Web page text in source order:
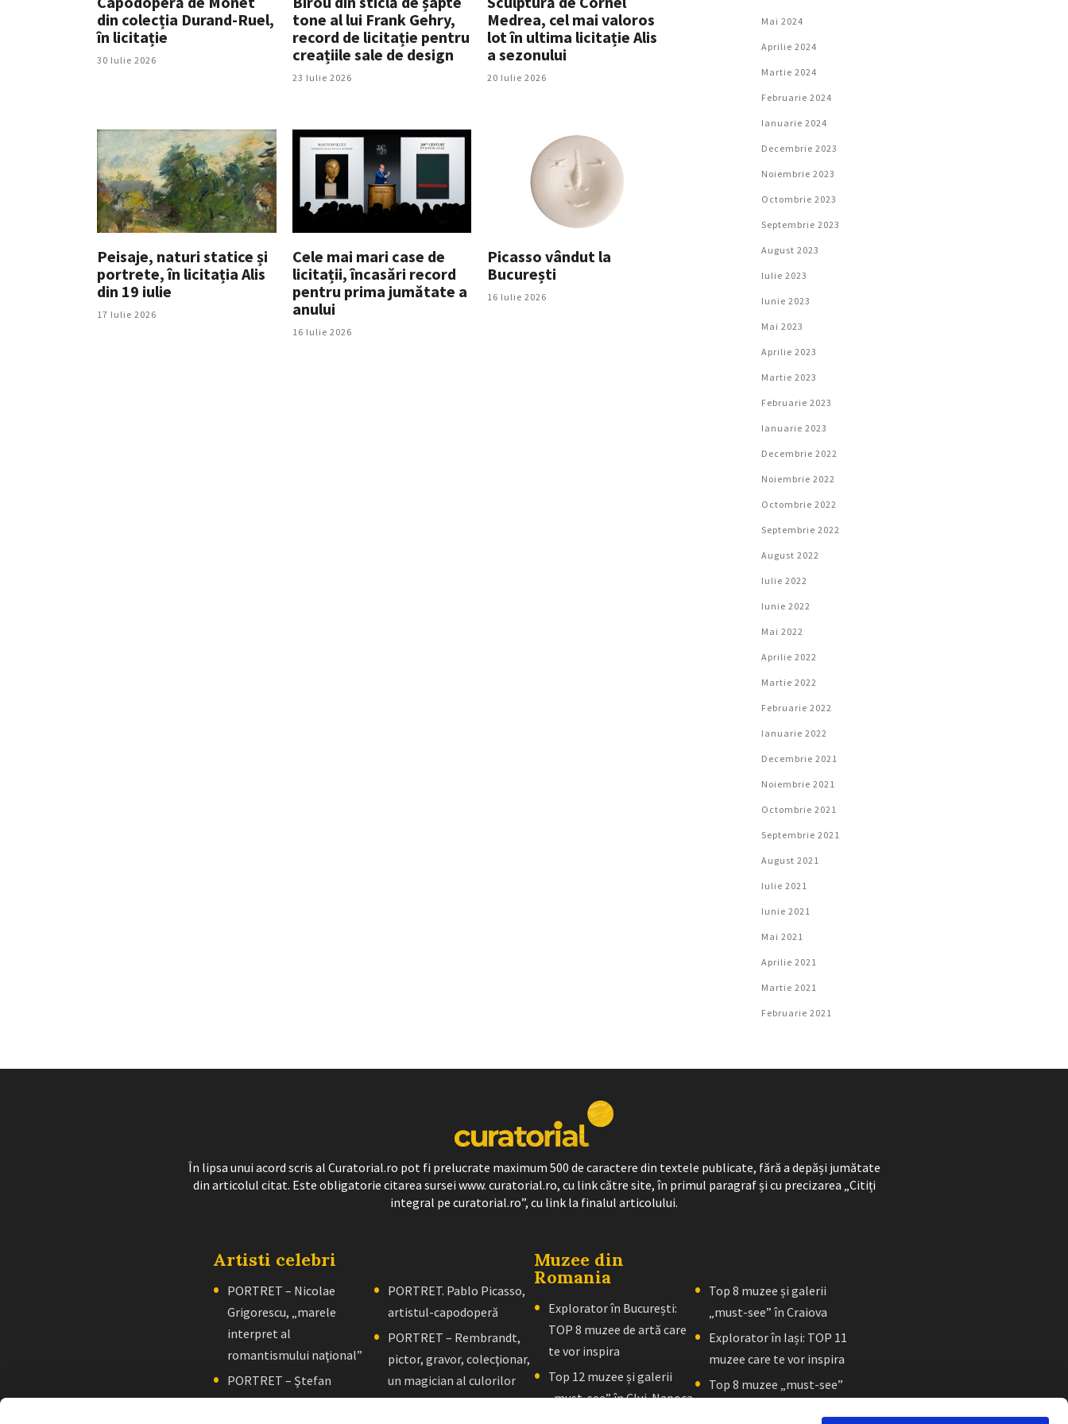
din colecția Durand-Ruel,
în licitație
30 Iulie 2026
tone al lui Frank Gehry,
record de licitație pentru
creațiile sale de design
23 Iulie 2026
Medrea, cel mai valoros
lot în ultima licitație Alis
a sezonului
20 Iulie 2026
Peisaje, naturi statice și
portrete, în licitația Alis
din 19 iulie
17 Iulie 2026
Cele mai mari case de
licitații, încasări record
pentru prima jumătate a
anului
16 Iulie 2026
Picasso vândut la
București
16 Iulie 2026
Mai 2024
Aprilie 2024
Martie 2024
Februarie 2024
Ianuarie 2024
Decembrie 2023
Noiembrie 2023
Octombrie 2023
Septembrie 2023
August 2023
Iulie 2023
Iunie 2023
Mai 2023
Aprilie 2023
Martie 2023
Februarie 2023
Ianuarie 2023
Decembrie 2022
Noiembrie 2022
Octombrie 2022
Septembrie 2022
August 2022
Iulie 2022
Iunie 2022
Mai 2022
Aprilie 2022
Martie 2022
Februarie 2022
Ianuarie 2022
Decembrie 2021
Noiembrie 2021
Octombrie 2021
Septembrie 2021
August 2021
Iulie 2021
Iunie 2021
Mai 2021
Aprilie 2021
Martie 2021
Februarie 2021
În lipsa unui acord scris al Curatorial.ro pot fi prelucrate maximum 500 de caractere din textele publicate, fără a depăși jumătate
din articolul citat. Este obligatorie citarea sursei www. curatorial.ro, cu link către site, în primul paragraf și cu precizarea „Citiți
integral pe curatorial.ro”, cu link la finalul articolului.
Artisti celebri
PORTRET – Nicolae
Grigorescu, „marele
interpret al
romantismului naţional”
PORTRET – Ştefan
Luchian, „un zugrav”
PORTRET. Pablo Picasso,
artistul-capodoperă
PORTRET – Rembrandt,
pictor, gravor, colecţionar,
un magician al culorilor
Muzee din
Romania
Explorator în București:
TOP 8 muzee de artă care
te vor inspira
Top 12 muzee și galerii
„must-see” în Cluj-Napoca
Top 8 muzee și galerii
„must-see” în Craiova
Explorator în Iași: TOP 11
muzee care te vor inspira
Top 8 muzee „must-see”